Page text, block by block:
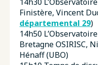
Finistère, Vincent
départemental 29)
14h50
Bretagne OSIRISC,
Hénaff (UBO)